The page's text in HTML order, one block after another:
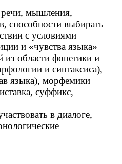
речи, мышления,
способности выбирать
с условиями
и «чувства языка»
из области фонетики и
и синтаксиса),
языка), морфемики
суффикс,
в диалоге,